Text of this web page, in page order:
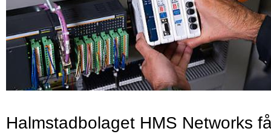
Halmstadbolaget HMS Networks